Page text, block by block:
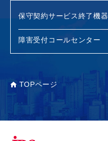
保守契約サービス終了機器
障害受付コールセンター
TOPページ